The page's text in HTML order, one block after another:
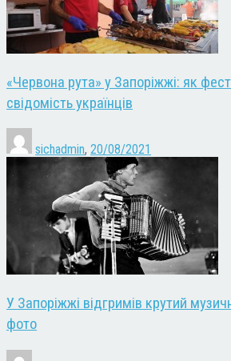
«Червона рута» у Запоріжжі: як
свідомість українців
sichadmin, 20/08/2021
У Запоріжжі відгримів крутий
фото